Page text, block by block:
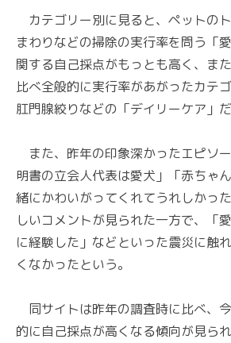
カテゴリー別に見ると、ペットの
まわりなどの掃除の実行率を問う「
関する自己採点がもっとも高く、ま
比べ全般的に実行率があがったカテ
肛門腺絞りなどの「デイリーケア」だ
また、昨年の印象深かったエピソ
明書の立会人代表は愛犬」「赤ちゃ
緒にかわいがってくれてうれしかっ
しいコメントが見られた一方で、「
に経験した」などといった震災に触
くなかったという。
同サイトは昨年の調査時に比べ、
的に自己採点が高くなる傾向が見られ